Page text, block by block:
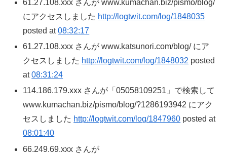
61.27.108.xxx さんが www.kumachan.biz/pismo/blog/
にアクセスしました http://logtwit.com/log/1848035
posted at08:32:17
61.27.108.xxx さんが www.katsunori.com/blog/ にア
クセスしました http://logtwit.com/log/1848032 posted
at08:31:24
114.186.179.xxx さんが「05058109251」で検索して
www.kumachan.biz/pismo/blog/?1286193942 にアク
セスしました http://logtwit.com/log/1847960 posted at
08:01:40
66.249.69.xxx さんが